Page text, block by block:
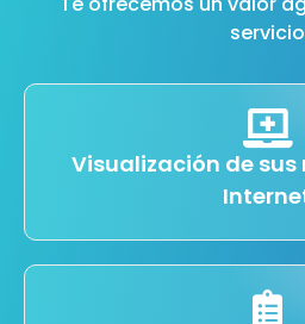
servicio
Visualización de